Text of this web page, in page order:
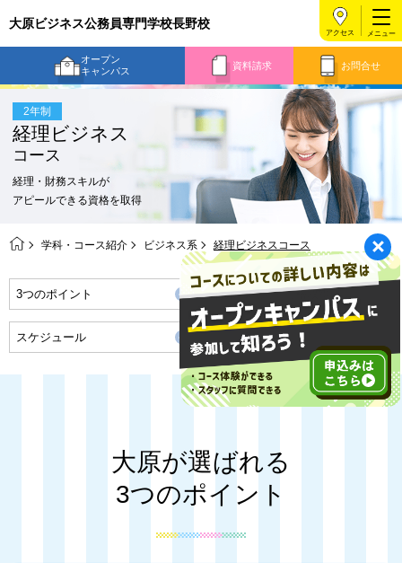
大原ビジネス公務員専門学校長野校
オープン
キャンパス
資料請求 お問合せ
アクセス
2年制
経理ビジネス
コース
経理・財務スキルが
アピールできる資格を取得
学科・コース紹介 ビジネス系 経理ビジネスコース
3つのポイント 将来の職業・資格取得
スケジュール
大原が選ばれる
3つのポイント